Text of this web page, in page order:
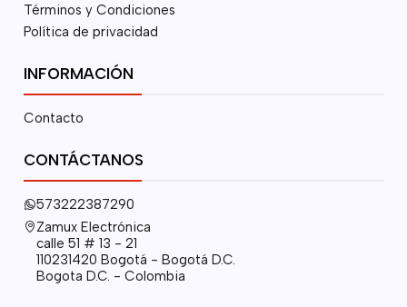
Términos y Condiciones
Política de privacidad
INFORMACIÓN
Contacto
CONTÁCTANOS
573222387290
Zamux Electrónica
calle 51 # 13 - 21
110231420 Bogotá - Bogotá D.C.
Bogota D.C. - Colombia